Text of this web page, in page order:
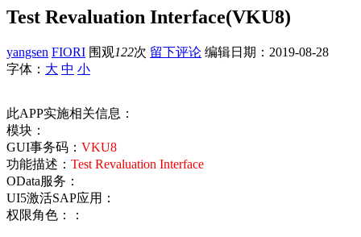
Test Revaluation Interface(VKU8)
yangsen FIORI 围观122次 留下评论 编辑日期： 2019-08-28
字体： 大 中 小
此APP实施相关信息：
模块：
GUI事务码： VKU8
功能描述： Test Revaluation Interface
OData服务：
UI5激活SAP应用：
权限角色：：